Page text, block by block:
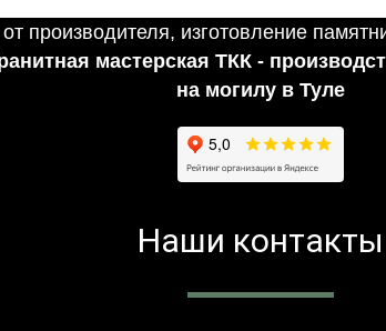
мастерская ТКК -
на могилу в Туле
Наши контакты